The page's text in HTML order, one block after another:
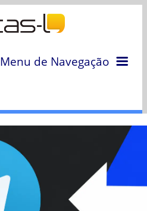
Menu de Navegação
Colunas